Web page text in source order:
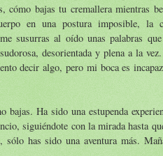
cómo bajas tu cremallera mientras
en una postura imposible, la
susurras al oído unas palabras
desorientada y plena a la
decir algo, pero mi boca es
Ha sido una estupenda
siguiéndote con la mirada hasta
has sido una aventura más.